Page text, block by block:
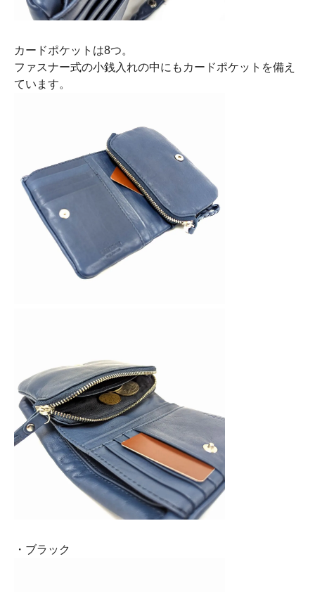
カードポケットは8つ。
ファスナー式の小銭入れの中にもカードポケットを備え
ています。
・ブラック